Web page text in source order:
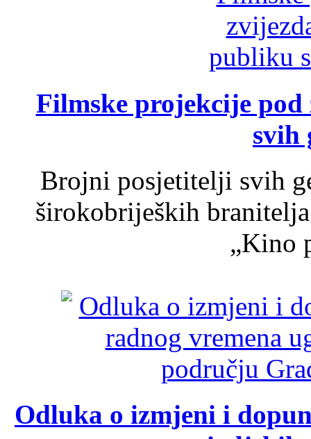
Filmske projekcije
svih
Brojni posjetitelji svih
širokobrijeških
„Kino
Odluka o izmjeni i